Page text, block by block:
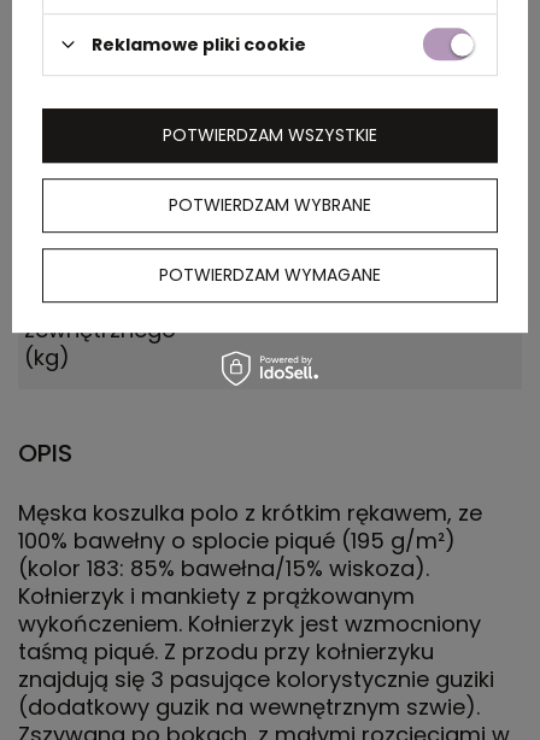
Wymiary
kartonu
0.540x0.260x0.410
Ilość szt. w
kartonie
wewnętrznym
5
kartonu
zewnętrznego
(kg)
14.000
OPIS
Męska koszulka polo z krótkim rękawem, ze
100% bawełny o splocie piqué (195 g/m²)
(kolor 183: 85% bawełna/15% wiskoza).
Kołnierzyk i mankiety z prążkowanym
wykończeniem. Kołnierzyk jest wzmocniony
taśmą piqué. Z przodu przy kołnierzyku
znajdują się 3 pasujące kolorystycznie guziki
(dodatkowy guzik na wewnętrznym szwie).
Reklamowe pliki cookie
POTWIERDZAM WYBRANE
POTWIERDZAM WYMAGANE
POTWIERDZAM WSZYSTKIE